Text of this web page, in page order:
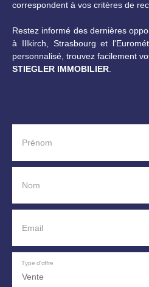
et des médecins généralistes.
générale, déguster des plats
restaurants à proximité, ou
maternelle ou à l'école
jardins sont accessibles en 5
correspondent à vos critères de
Restez informé des dernières
à Illkirch, Strasbourg et
personnalisé, trouvez facilement
STIEGLER IMMOBILIER
Prénom
Nom
Email
Vente
Type d'offre